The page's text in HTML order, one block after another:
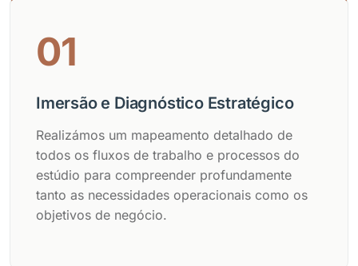
01
Imersão e Diagnóstico Estratégico
Realizámos um mapeamento detalhado de
todos os fluxos de trabalho e processos do
estúdio para compreender profundamente
tanto as necessidades operacionais como os
objetivos de negócio.